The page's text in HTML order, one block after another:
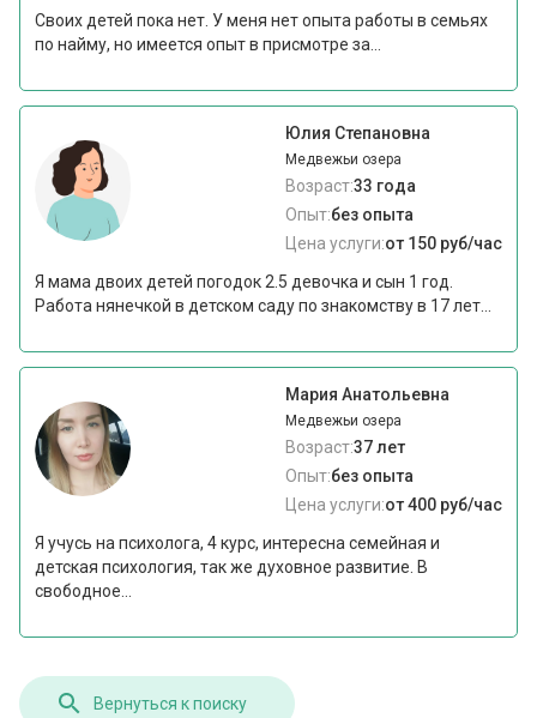
Своих детей пока нет. У меня нет опыта работы в семьях
по найму, но имеется опыт в присмотре за...
Юлия Степановна
Медвежьи озера
Возраст:33 года
Опыт:без опыта
Цена услуги:от 150 руб/час
Я мама двоих детей погодок 2.5 девочка и сын 1 год.
Работа нянечкой в детском саду по знакомству в 17 лет...
Мария Анатольевна
Медвежьи озера
Возраст:37 лет
Опыт:без опыта
Цена услуги:от 400 руб/час
Я учусь на психолога, 4 курс, интересна семейная и
детская психология, так же духовное развитие. В
свободное...
Вернуться к поиску